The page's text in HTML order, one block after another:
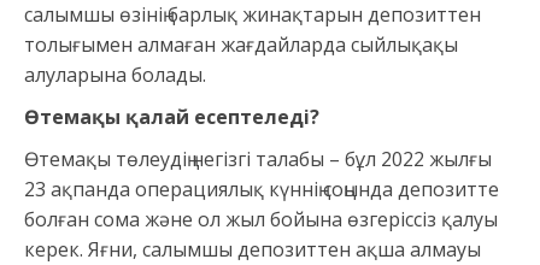
салымшы өзінің барлық жинақтарын депозиттен
толығымен алмаған жағдайларда сыйлықақы
алуларына болады.
Өтемақы қалай есептеледі?
Өтемақы төлеудің негізгі талабы – бұл 2022 жылғы
23 ақпанда операциялық күннің соңында депозитте
болған сома және ол жыл бойына өзгеріссіз қалуы
керек. Яғни, салымшы депозиттен ақша алмауы